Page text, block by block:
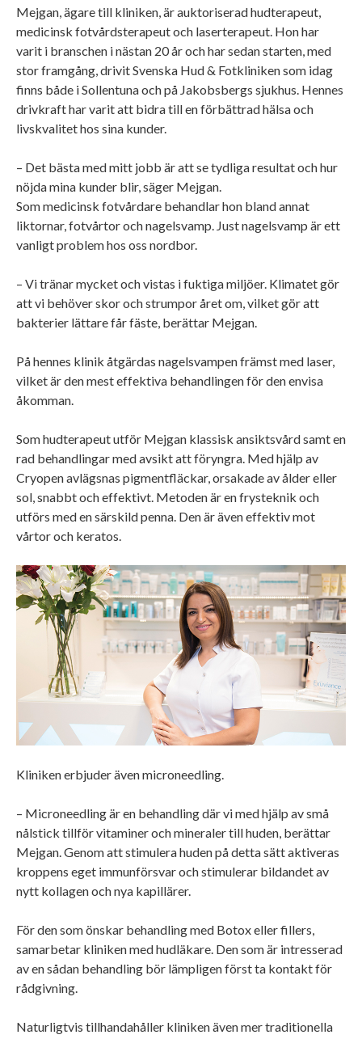
Mejgan, ägare till kliniken, är auktoriserad hudterapeut,
medicinsk fotvårdsterapeut och laserterapeut. Hon har
varit i branschen i nästan 20 år och har sedan starten, med
stor framgång, drivit Svenska Hud & Fotkliniken som idag
finns både i Sollentuna och på Jakobsbergs sjukhus. Hennes
drivkraft har varit att bidra till en förbättrad hälsa och
livskvalitet hos sina kunder.
– Det bästa med mitt jobb är att se tydliga resultat och hur
nöjda mina kunder blir, säger Mejgan.
Som medicinsk fotvårdare behandlar hon bland annat
liktornar, fotvårtor och nagelsvamp. Just nagelsvamp är ett
vanligt problem hos oss nordbor.
– Vi tränar mycket och vistas i fuktiga miljöer. Klimatet gör
att vi behöver skor och strumpor året om, vilket gör att
bakterier lättare får fäste, berättar Mejgan.
På hennes klinik åtgärdas nagelsvampen främst med laser,
vilket är den mest effektiva behandlingen för den envisa
åkomman.
Som hudterapeut utför Mejgan klassisk ansiktsvård samt en
rad behandlingar med avsikt att föryngra. Med hjälp av
Cryopen avlägsnas pigmentfläckar, orsakade av ålder eller
sol, snabbt och effektivt. Metoden är en frysteknik och
utförs med en särskild penna. Den är även effektiv mot
vårtor och keratos.
Kliniken erbjuder även microneedling.
– Microneedling är en behandling där vi med hjälp av små
nålstick tillför vitaminer och mineraler till huden, berättar
Mejgan. Genom att stimulera huden på detta sätt aktiveras
kroppens eget immunförsvar och stimulerar bildandet av
nytt kollagen och nya kapillärer.
För den som önskar behandling med Botox eller fillers,
samarbetar kliniken med hudläkare. Den som är intresserad
av en sådan behandling bör lämpligen först ta kontakt för
rådgivning.
Naturligtvis tillhandahåller kliniken även mer traditionella